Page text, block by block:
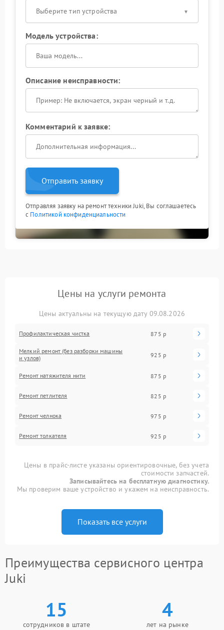
Выберите тип устройства
Модель устройства:
Описание неисправности:
Комментарий к заявке:
Отправить заявку
Отправляя заявку на ремонт техники Juki, Вы соглашаетесь
с Политикой конфиденциальности
Цены на услуги ремонта
Цены актуальны на текущую дату 09.08.2026
Профилактическая чистка 875 р
Мелкий ремонт (без разборки машины
и узлов)
925 р
Ремонт натяжителя нити 875 р
Ремонт петлителя 825 р
Ремонт челнока 975 р
Ремонт толкателя 925 р
Цены в прайс-листе указаны ориентировочные, без учета
стоимости запчастей.
Записывайтесь на бесплатную диагностику.
Мы проверим ваше устройство и укажем на неисправность.
Показать все услуги
Преимущества сервисного центра
Juki
15
сотрудников в штате
4
лет на рынке